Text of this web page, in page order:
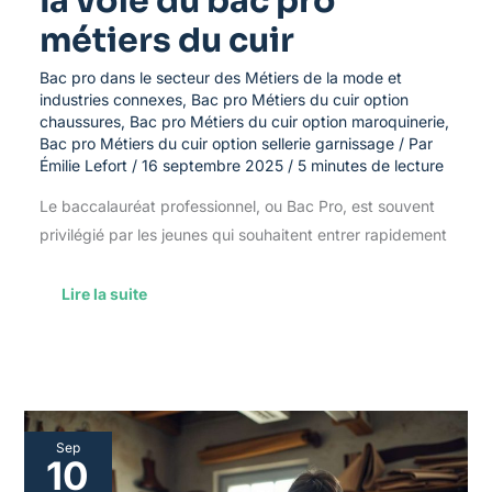
métiers du cuir
Bac pro dans le secteur des Métiers de la mode et
industries connexes, Bac pro Métiers du cuir option
chaussures, Bac pro Métiers du cuir option maroquinerie,
Bac pro Métiers du cuir option sellerie garnissage/ Par
Émilie Lefort / 16 septembre 2025 / 5 minutes de lecture
Le baccalauréat professionnel, ou Bac Pro, est souvent
privilégié par les jeunes qui souhaitent entrer rapidement
Lire la suite
Sep
10
Stages
et
formations